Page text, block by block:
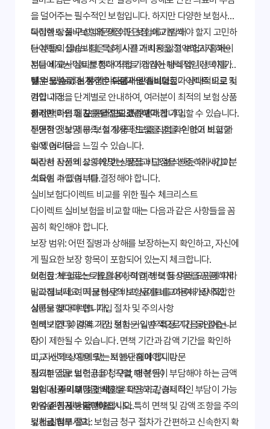
을 덜어주는 필수적인 보험입니다. 하지만 다양한 보험사와
복잡한 상품 구성 때문에 어떤 보험에 가입해야 할지 고민하
는 분들이 많습니다. 특히, 시간과 비용을 절약하고자 하는
분들에게는 '실비보험다이렉트' 가입이 매력적인 선택지가
될 수 있습니다. 본 가이드에서는 실비보험다이렉트 비교 및
가입 과정을 단계별로 안내하여, 여러분이 최적의 보험 상품
을 선택하는 데 도움을 드리겠습니다.
다이렉트 실비보험의 장점과 단점 비교 분석
다이렉트 실비보험은 설계사를 거치지 않고 보험사 홈페이
지나 비교사이트를 통해 직접 가입하는 방식입니다. 이를 통
해 얻을 수 있는 장점은 다음과 같습니다.
낮은 보험료: 설계사 수수료가 없어 보험료가 상대적으로 저
렴합니다.
편리한 가입 절차: 온라인으로 간편하게 가입할 수 있습니다.
투명한 정보 제공: 보험 상품 정보를 직접 확인하고 비교할
수 있습니다.
하지만 다음과 같은 단점도 고려해야 합니다.
전문적인 상담 부족: 설계사의 도움을 받을 수 없어 보험 가
입에 어려움을 느낄 수 있습니다.
복잡한 상품 비교: 다양한 상품을 비교 분석하는 데 시간이
소요될 수 있습니다.
따라서 자신의 상황에 맞는 장점과 단점을 신중하게 비교 분
석하여 가입 여부를 결정해야 합니다.
실비보험다이렉트 비교를 위한 필수 체크리스트
다이렉트 실비보험을 비교할 때는 다음과 같은 사항들을 꼼
꼼히 확인해야 합니다.
보장 범위: 어떤 질병과 상해를 보장하는지 확인하고, 자신에
게 필요한 보장 항목이 포함되어 있는지 체크합니다.
보험료: 보험료는 가입 나이, 직업, 병력 등 여러 요인에 따라
달라집니다. 여러 보험사의 보험료를 비교하여 가장 적합한
상품을 찾아야 합니다.
면책 기간 및 감액 기간: 보험 가입 후 특정 기간 동안에는 보
장이 제한될 수 있습니다. 면책 기간과 감액 기간을 확인하
고, 자신의 상황에 맞는지 판단해야 합니다.
자기부담금: 보험금을 청구할 때 본인이 부담해야 하는 금액
입니다. 자기부담금 비율을 확인하고, 경제적인 부담이 가능
한 수준인지 판단해야 합니다.
보험금 청구 절차: 보험금 청구 절차가 간편하고 신속한지 확
이러한 체크리스트를 활용하여 여러 보험 상품을 꼼꼼하게
비교해보세요. '지금 바로' 비교 사이트를 이용해 보세요!
실비보험다이렉트 가입 절차 및 주의사항
실비보험다이렉트 가입 절차는 일반적으로 다음과 같습니
다.
비교 사이트 이용 또는 보험사 홈페이지 방문
필요한 정보 입력 (나이, 직업, 병력 등)
보험 상품 비교 및 선택
가입 신청 및 서류 제출
보험료 납부
가입 시 주의해야 할 사항은 다음과 같습니다.
약관을 꼼꼼히 확인하십시오. 특히 면책 및 감액 조항을 주의
깊게 살펴보세요.